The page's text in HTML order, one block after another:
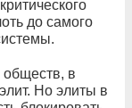
до самого
обществ, в
Но элиты в